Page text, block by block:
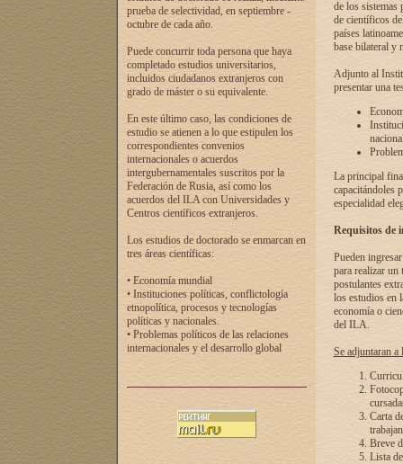
prueba de selectividad, en septiembre -
octubre de cada año.
Puede concurrir toda persona que haya
completado estudios universitarios,
incluidos ciudadanos extranjeros con
grado de máster o su equivalente.
En este último caso, las condiciones de
estudio se atienen a lo que estipulen los
correspondientes convenios
internacionales o acuerdos
intergubernamentales suscritos por la
Federación de Rusia, así como los
acuerdos del ILA con Universidades y
Centros científicos extranjeros.
Los estudios de doctorado se enmarcan en
tres áreas científicas:
• Economía mundial
• Instituciones políticas, conflictología
etnopolítica, procesos y tecnologías
políticas y nacionales.
• Problemas políticos de las relaciones
internacionales y el desarrollo global
de los sistemas
de científicos
países
base bilateral y
Adjunto al
presentar una
La principal
capacitándoles
especialidad
Requisitos de
Pueden
para realizar un
postulantes
los estudios en
economía o
del ILA.
Se adjuntaran a
Carta
Breve
Lista